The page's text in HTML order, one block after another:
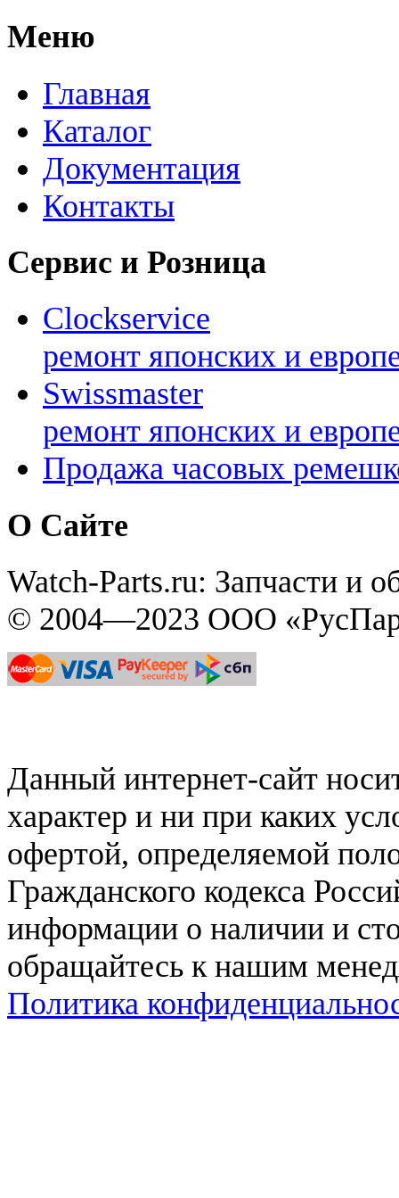
Меню
Главная
Каталог
Документация
Контакты
Сервис и Розница
Clockservice
ремонт японских и
Swissmaster
ремонт японских и
Продажа часовых
О Сайте
Watch-Parts.ru: Запчасти и
© 2004—2023 ООО
Данный интернет-сайт
характер и ни при каких
офертой, определяемой
Гражданского кодекса
информации о наличии и
обращайтесь к нашим
Политика